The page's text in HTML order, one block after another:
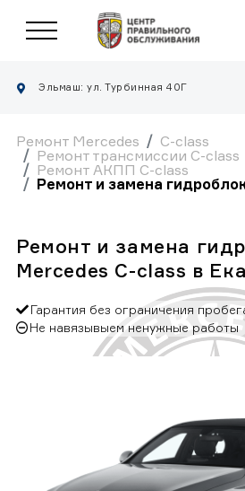
Эльмаш: ул. Турбинная 40Г
Ремонт Mercedes
C-class
Ремонт трансмиссии C-class
Ремонт АКПП C-class
Ремонт и замена
Ремонт и замена
Mercedes C-class в
Гарантия без ограничения
Не навязывыем ненужные работы